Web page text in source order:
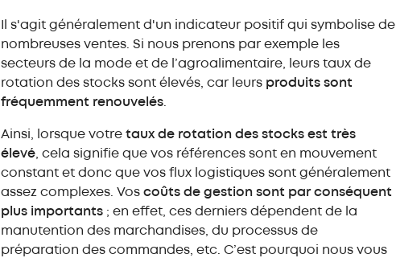
Il s'agit généralement d'un indicateur positif qui symbolise de
nombreuses ventes. Si nous prenons par exemple les
secteurs de la mode et de l’agroalimentaire, leurs taux de
rotation des stocks sont élevés, car leurs produits sont
fréquemment renouvelés
Ainsi, lorsque votre taux de rotation des stocks est très
élevé , cela signifie que vos références sont en mouvement
constant et donc que vos flux logistiques sont généralement
assez complexes. Vos coûts de gestion sont par conséquent
plus importants ; en effet, ces derniers dépendent de la
manutention des marchandises, du processus de
préparation des commandes, etc. C’est pourquoi nous vous